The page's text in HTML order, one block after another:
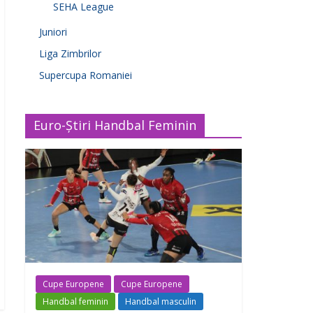
SEHA League
Juniori
Liga Zimbrilor
Supercupa Romaniei
Euro-Știri Handbal Feminin
Cupe Europene
Cupe Europene
Handbal feminin
Handbal masculin